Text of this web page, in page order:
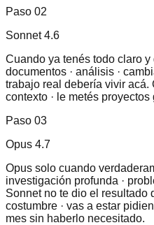
Paso 02
Sonnet 4.6
Cuando ya tenés todo claro y
documentos · análisis ·
trabajo real debería vivir
contexto · le metés
Paso 03
Opus 4.7
Opus solo cuando
investigación profunda ·
Sonnet no te dio el resultado
costumbre · vas a estar
mes sin haberlo necesitado.